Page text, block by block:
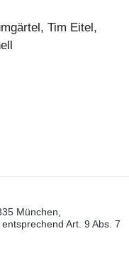
Tim Eitel,
München,
Art. 9 Abs. 7